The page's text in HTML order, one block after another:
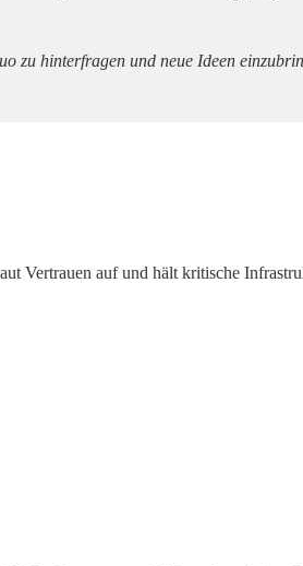
zu hinterfragen und neue Ideen
Vertrauen auf und hält kritische